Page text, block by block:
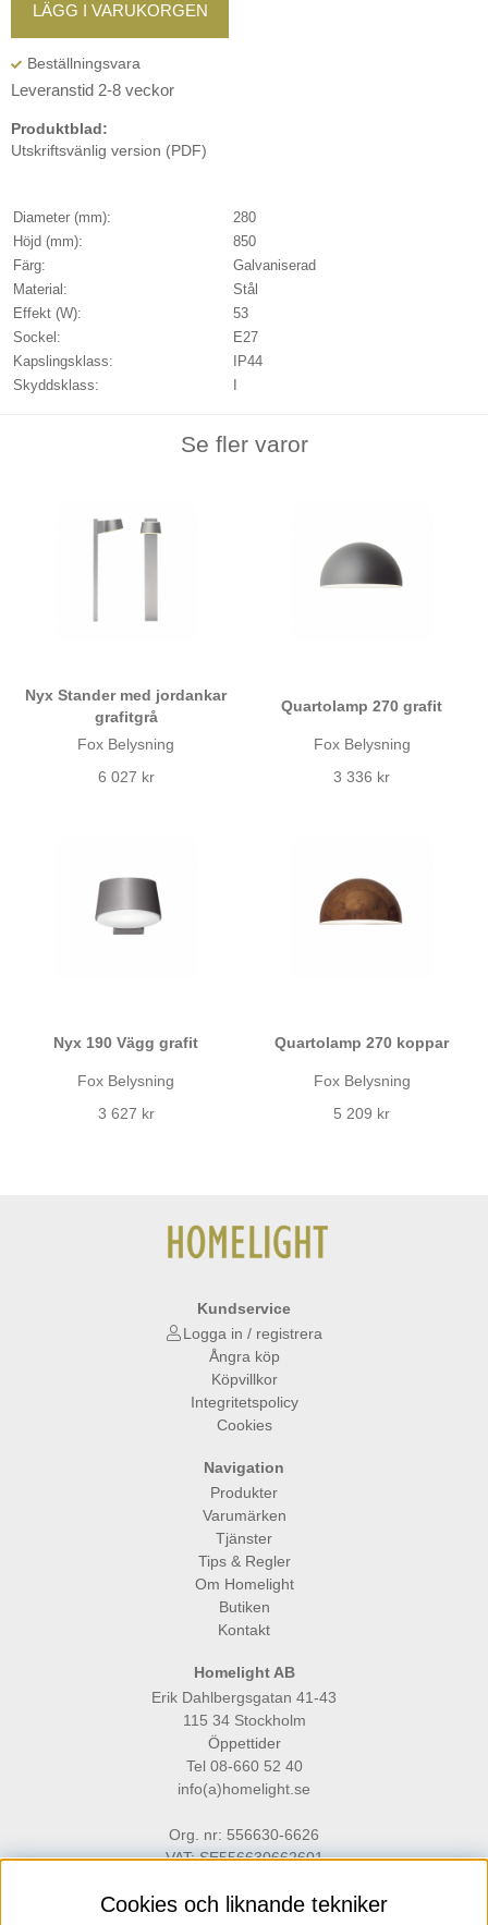
LÄGG I VARUKORGEN
Leveranstid 2-8 veckor
Produktblad:
Utskriftsvänlig version (PDF)
Diameter (mm):
280
Höjd (mm):
850
Färg:
Galvaniserad
Material:
Stål
Effekt (W):
53
Sockel:
E27
Kapslingsklass:
IP44
Skyddsklass:
I
Se fler varor
Nyx Stander med jordankar
grafitgrå
Fox Belysning
6 027 kr
Quartolamp 270 grafit
Fox Belysning
3 336 kr
Nyx 190 Vägg grafit
Fox Belysning
3 627 kr
Quartolamp 270 koppar
Fox Belysning
5 209 kr
Kundservice
Logga in / registrera
Ångra köp
Köpvillkor
Integritetspolicy
Cookies
Navigation
Produkter
Varumärken
Tjänster
Tips & Regler
Om Homelight
Butiken
Kontakt
Homelight AB
Erik Dahlbergsgatan 41-43
115 34 Stockholm
Öppettider
Tel 08-660 52 40
info(a)homelight.se
Org. nr: 556630-6626
VAT: SE556630662601
Cookies och liknande tekniker